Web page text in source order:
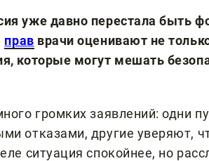
уже давно перестала быть
прав врачи оценивают не
которые могут мешать
громких заявлений: одни
отказами, другие уверяют,
ситуация спокойнее, но